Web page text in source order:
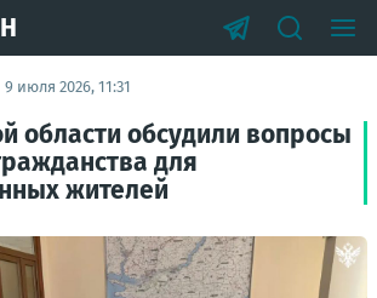
9 июля 2026, 11:31
области обсудили вопросы
для
жителей